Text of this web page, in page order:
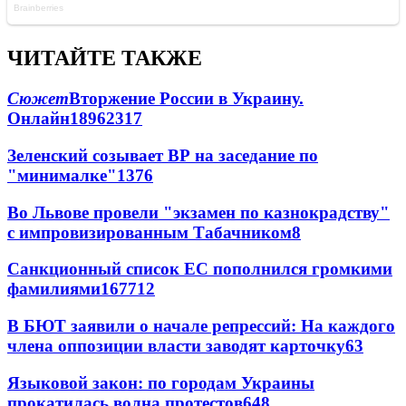
ЧИТАЙТЕ ТАКЖЕ
СюжетВторжение России в Украину.
Онлайн18962317
Зеленский созывает ВР на заседание по
"минималке"1376
Во Львове провели "экзамен по казнокрадству"
с импровизированным Табачником8
Санкционный список ЕС пополнился громкими
фамилиями167712
В БЮТ заявили о начале репрессий: На каждого
члена оппозиции власти заводят карточку63
Языковой закон: по городам Украины